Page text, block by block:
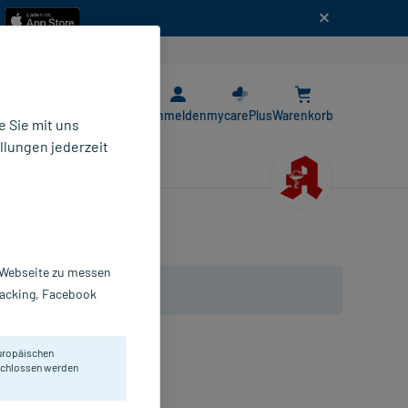
AnmeldenmycarePlusWarenkorb
Sie mit uns
jederzeit
zu messen
Facebook
werden